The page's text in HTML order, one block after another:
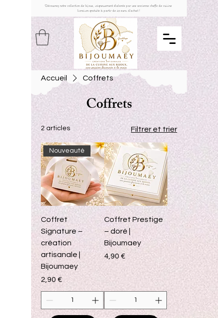
Découvrez notre collection de bijoux, soigneusement élaborée par une ancienne cheffe de cuisine
livraison gratuite à partir de 49 euros d'achat !
Accueil Coffrets
Coffrets
2 articles Filtrer et trier
Nouveauté
Coffret
Signature –
création
artisanale |
Bijoumaey
Prix
2,90 €
Coffret Prestige
– doré |
Bijoumaey
Prix
4,90 €